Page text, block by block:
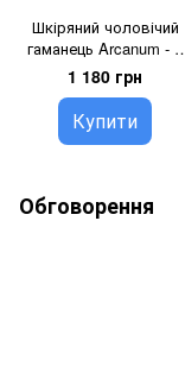
Шкіряний чоловічий
гаманець Arcanum - 1
black
1 180 грн
Купити
Обговорення